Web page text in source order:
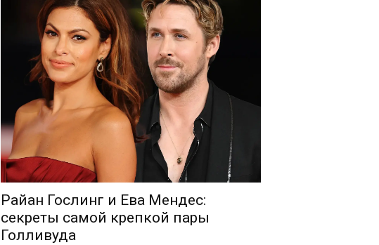
Райан Гослинг и Ева Мендес:
секреты самой крепкой пары
Голливуда